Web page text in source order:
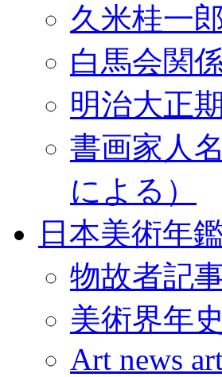
久米桂一
白馬会関
明治大正
書画家人
による）
日本美術年
物故者記
美術界年史
Art news